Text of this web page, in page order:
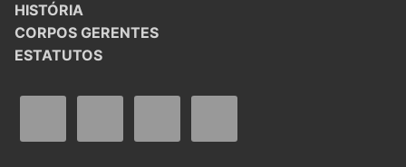
HISTÓRIA
CORPOS GERENTES
ESTATUTOS